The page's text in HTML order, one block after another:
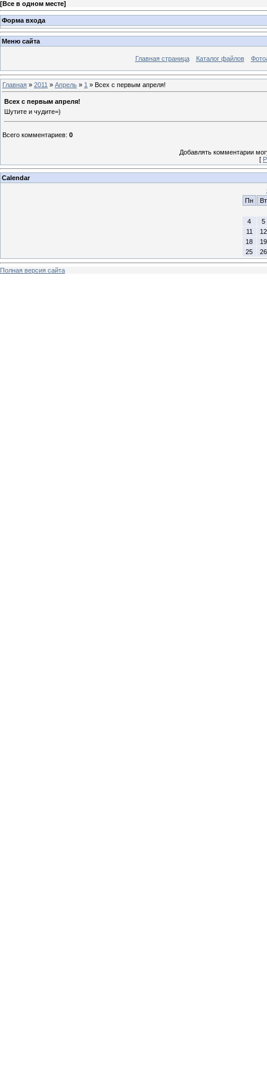
[Все в одном месте]
Форма входа
Меню сайта
Главная страница Каталог файлов
Главная » 2011 » Апрель » 1 » Всех с первым апреля!
Всех с первым апреля!
Шутите и чудите=)
Всего комментариев: 0
Добавлять комментарии
[
Calendar
Пн
Вт
4
5
11
12
18
19
25
26
Полная версия сайта